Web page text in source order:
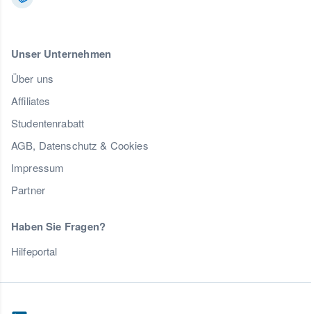
Unser Unternehmen
Über uns
Affiliates
Studentenrabatt
AGB, Datenschutz & Cookies
Impressum
Partner
Haben Sie Fragen?
Hilfeportal